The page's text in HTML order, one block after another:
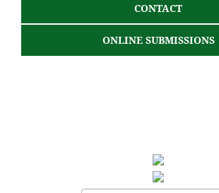
CONTACT
ONLINE SUBMISSIONS